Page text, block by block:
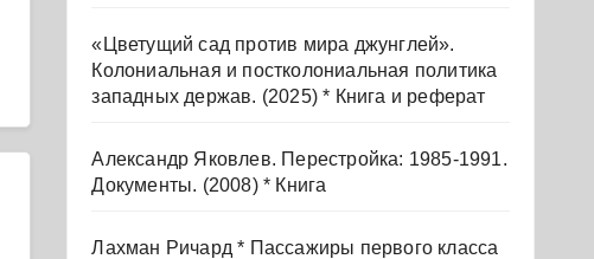
«Цветущий сад против мира джунглей».
Колониальная и постколониальная политика
западных держав. (2025) * Книга и реферат
Александр Яковлев. Перестройка: 1985-1991.
Документы. (2008) * Книга
Лахман Ричард * Пассажиры первого класса